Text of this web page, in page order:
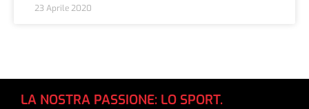
23 Aprile 2020
LA NOSTRA PASSIONE: LO SPORT.